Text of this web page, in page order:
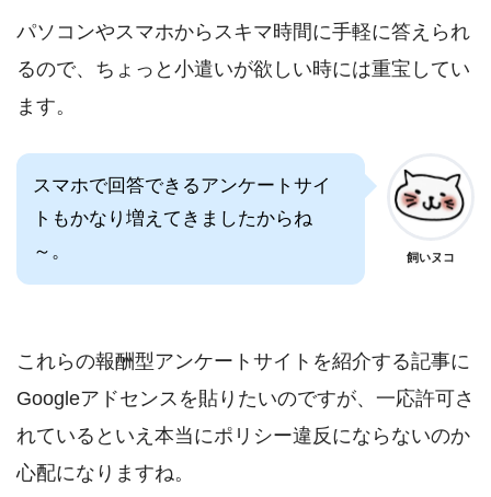
パソコンやスマホからスキマ時間に手軽に答えられ
るので、ちょっと小遣いが欲しい時には重宝してい
ます。
スマホで回答できるアンケートサイ
トもかなり増えてきましたからね
～。
飼いヌコ
これらの報酬型アンケートサイトを紹介する記事に
Googleアドセンスを貼りたいのですが、一応許可さ
れているといえ本当にポリシー違反にならないのか
心配になりますね。